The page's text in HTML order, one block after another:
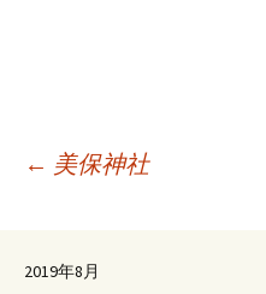
投
稿
← 美保神社
2019年8月